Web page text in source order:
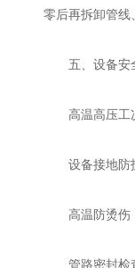
零后再拆卸管线
五、设备安
高温高压工况
设备接地防护
高温防烫伤：
管路密封检查